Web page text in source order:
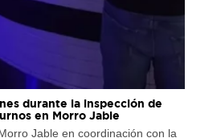
durante la inspección de
en Morro Jable
Jable en coordinación con la